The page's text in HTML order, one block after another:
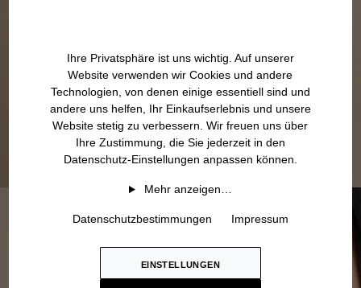
Ihre Privatsphäre ist uns wichtig. Auf unserer
Website verwenden wir Cookies und andere
Technologien, von denen einige essentiell sind und
andere uns helfen, Ihr Einkaufserlebnis und unsere
Website stetig zu verbessern. Wir freuen uns über
Ihre Zustimmung, die Sie jederzeit in den
Datenschutz-Einstellungen anpassen können.
Mehr anzeigen…
Datenschutzbestimmungen Impressum
EINSTELLUNGEN